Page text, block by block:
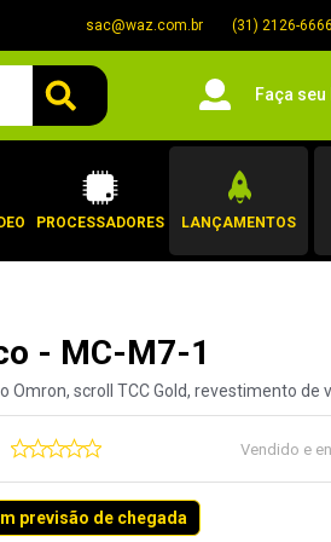
sac@waz.com.br (31) 2126-6666
Faça
PROCESSADORES LANÇAMENTOS
- MC-M7-1
Omron, scroll TCC Gold, revestimento de
Vendido e
previsão de chegada